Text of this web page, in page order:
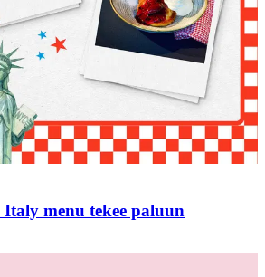
menu tekee paluun